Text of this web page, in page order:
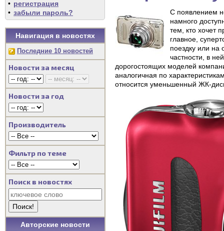
• регистрация
• забыли пароль?
Навигация в новостях
Последние 10 новостей
Новости за месяц
Новости за год
Производитель
Фильтр по теме
Поиск в новостях
Авторские новости
С появлением
намного
тем, кто хочет
главное,
поездку или на
частности, в
дорогостоящих моделей
аналогичная по
относится уменьшенный ЖК-